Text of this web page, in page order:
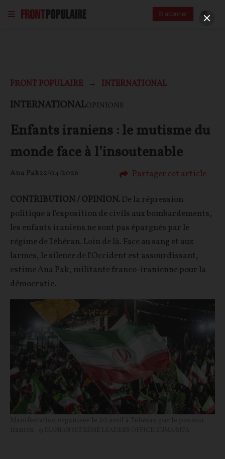
S'abonner
FRONT POPULAIRE INTERNATIONAL
INTERNATIONALOPINIONS
Enfants iraniens : le mutisme du
monde face à l’insoutenable
Ana Pak22/04/2026 Partager cet article
CONTRIBUTION / OPINION.De la répression
politique à l'exposition de civils aux bombardements,
les enfants iraniens ne sont pas épargnés par le
régime de Téhéran. Loin de là. Face au sang et aux
larmes, le silence de l'Occident est assourdissant,
estime Ana Pak, militante franco-iranienne pour la
démocratie.